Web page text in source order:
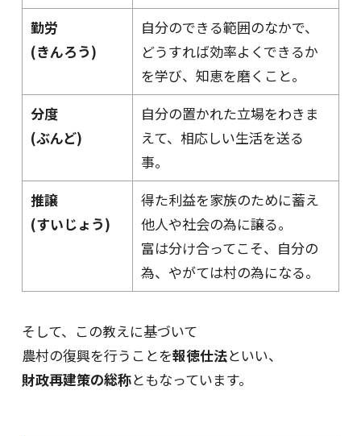
勤労
(きんろう)
自分のできる範囲のなかで、
どうすれば効率よくできるか
を学び、知恵を磨くこと。
分度
(ぶんど)
自分の置かれた立場をわきま
えて、相応しい生活を送る
事。
推譲
(すいじょう)
得た利益を家族のために蓄え
他人や社会の為に譲る。
富は分け合ってこそ、自分の
為、やがては村の為になる。
そして、この教えに基づいて
農村の復興を行うことを報徳仕法といい、
財政再建策の総称ともなっています。